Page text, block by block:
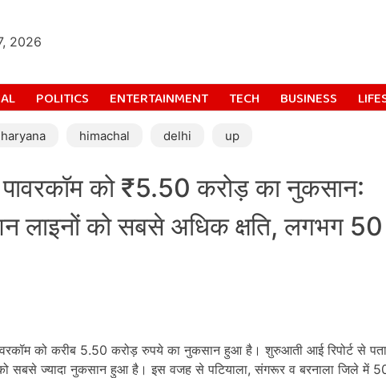
2026
POLITICS ENTERTAINMENT TECH BUSINESS
haryana himachal delhi up
को ₹5.50 करोड़ का नुकसान:
लाइनों को सबसे अधिक क्षति, लगभग 50
को करीब 5.50 करोड़ रुपये का नुकसान हुआ है। शुरुआती आई रिपोर्ट से पता
सबसे ज्यादा नुकसान हुआ है। इस वजह से पटियाला, संगरूर व बरनाला जिले में